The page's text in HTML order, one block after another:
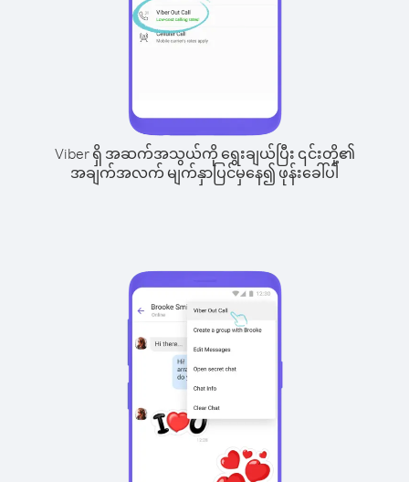
Viber ရှိ အဆက်အသွယ်ကို ရွေးချယ်ပြီး ၎င်းတို့၏
အချက်အလက် မျက်နှာပြင်မှနေ၍ ဖုန်းခေါ်ပါ